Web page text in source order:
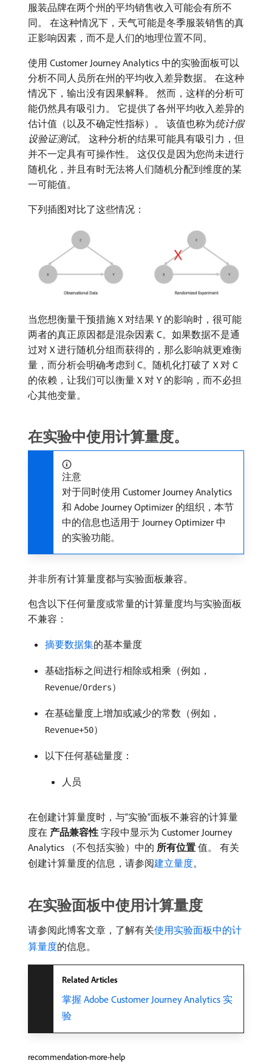
服装品牌在两个州的平均销售收入可能会有所不
同。 在这种情况下，天气可能是冬季服装销售的真
正影响因素，而不是人们的地理位置不同。
使用 Customer Journey Analytics 中的实验面板可以
分析不同人员所在州的平均收入差异数据。 在这种
情况下，输出没有因果解释。 然而，这样的分析可
能仍然具有吸引力。 它提供了各州平均收入差异的
估计值（以及不确定性指标）。 该值也称为​统计假
设验证测试。 这种分析的结果可能具有吸引力，但
并不一定具有可操作性。 这仅仅是因为您尚未进行
随机化，并且有时无法将人们随机分配到维度的某
一可能值。
下列插图对比了这些情况：
当您想衡量干预措施 X 对结果 Y 的影响时，很可能
两者的真正原因都是混杂因素 C。如果数据不是通
过对 X 进行随机分组而获得的，那么影响就更难衡
量，而分析会明确考虑到 C。随机化打破了 X 对 C
的依赖，让我们可以衡量 X 对 Y 的影响，而不必担
心其他变量。
在实验中使用计算量度。
注意
对于同时使用 Customer Journey Analytics
和 Adobe Journey Optimizer 的组织，本节
中的信息也适用于 Journey Optimizer 中
的实验功能。
并非所有计算量度都与实验面板兼容。
包含以下任何量度或常量的计算量度均与实验面板
不兼容：
摘要数据集的基本量度
基础指标之间进行相除或相乘（例如，
Revenue/Orders）
在基础量度上增加或减少的常数（例如，
Revenue+50）
以下任何基础量度：
人员
在创建计算量度时，与“实验”面板不兼容的计算量
度在​ 产品兼容性 ​字段中显示为 Customer Journey
Analytics （不包括实验）中的​ 所有位置 ​值。 有关
创建计算量度的信息，请参阅建立量度。
在实验面板中使用计算量度
请参阅此博客文章，了解有关使用实验面板中的计
算量度的信息。
Related Articles
掌握 Adobe Customer Journey Analytics 实
验
recommendation-more-help